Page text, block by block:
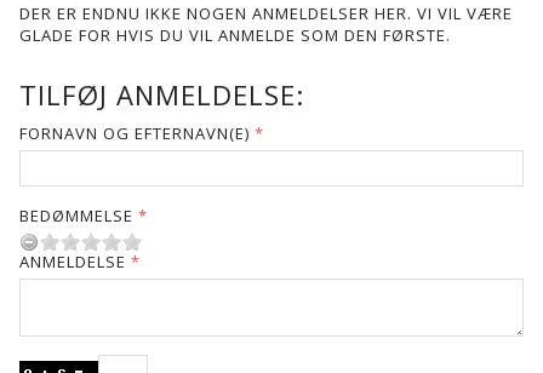
DER ER ENDNU IKKE NOGEN ANMELDELSER HER. VI VIL VÆRE
GLADE FOR HVIS DU VIL ANMELDE SOM DEN FØRSTE.
TILFØJ ANMELDELSE:
FORNAVN OG EFTERNAVN(E)
BEDØMMELSE
ANMELDELSE